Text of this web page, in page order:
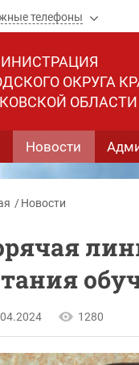
телефоны
ОКРУГА
ОБЛАСТИ
Новости
Новости
1280